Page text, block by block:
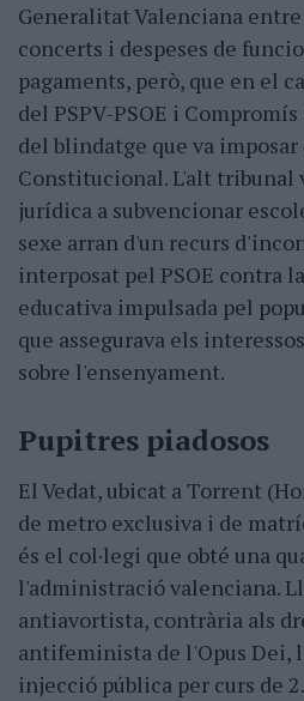
Generalitat Valenciana
concerts i despeses de
pagaments, però, que en el
del PSPV-PSOE i
del blindatge que va
Constitucional. L'alt tribunal
jurídica a subvencionar
sexe arran d'un recurs
interposat pel PSOE contra
educativa impulsada pel
que assegurava els
sobre l'ensenyament.
Pupitres piadosos
El Vedat, ubicat a Torrent
de metro exclusiva i de
és el col·legi que obté una
l'administració valenciana.
antiavortista, contrària als
antifeminista de l'Opus Dei,
injecció pública per curs de